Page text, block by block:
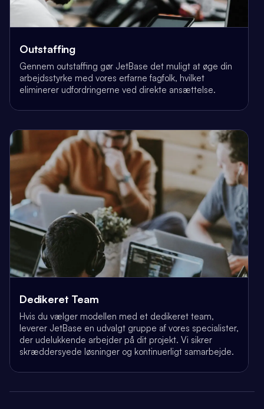
Outstaffing
Gennem outstaffing gør JetBase det muligt at øge din
arbejdsstyrke med vores erfarne fagfolk, hvilket
eliminerer udfordringerne ved direkte ansættelse.
Dedikeret Team
Hvis du vælger modellen med et dedikeret team,
leverer JetBase en udvalgt gruppe af vores specialister,
der udelukkende arbejder på dit projekt. Vi sikrer
skræddersyede løsninger og kontinuerligt samarbejde.